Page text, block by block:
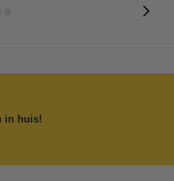
in huis!